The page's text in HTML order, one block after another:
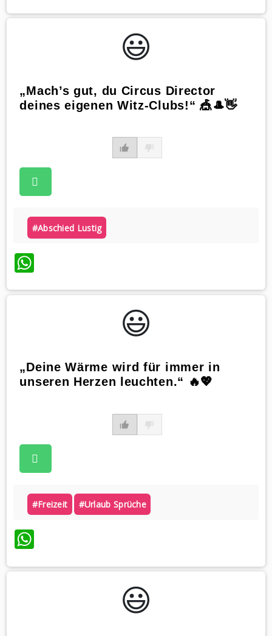
😃️
„Mach’s gut, du Circus Director
deines eigenen Witz-Clubs!“ 🎪🎩👋
#abschied Lustig
WhatsApp
😃️
„Deine Wärme wird für immer in
unseren Herzen leuchten.“ 🔥💖
#freizeit #urlaub Sprüche
WhatsApp
😃️